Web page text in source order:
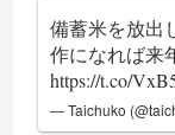
備蓄米を放出
作になれば来
https://t.co/
— Taichuko